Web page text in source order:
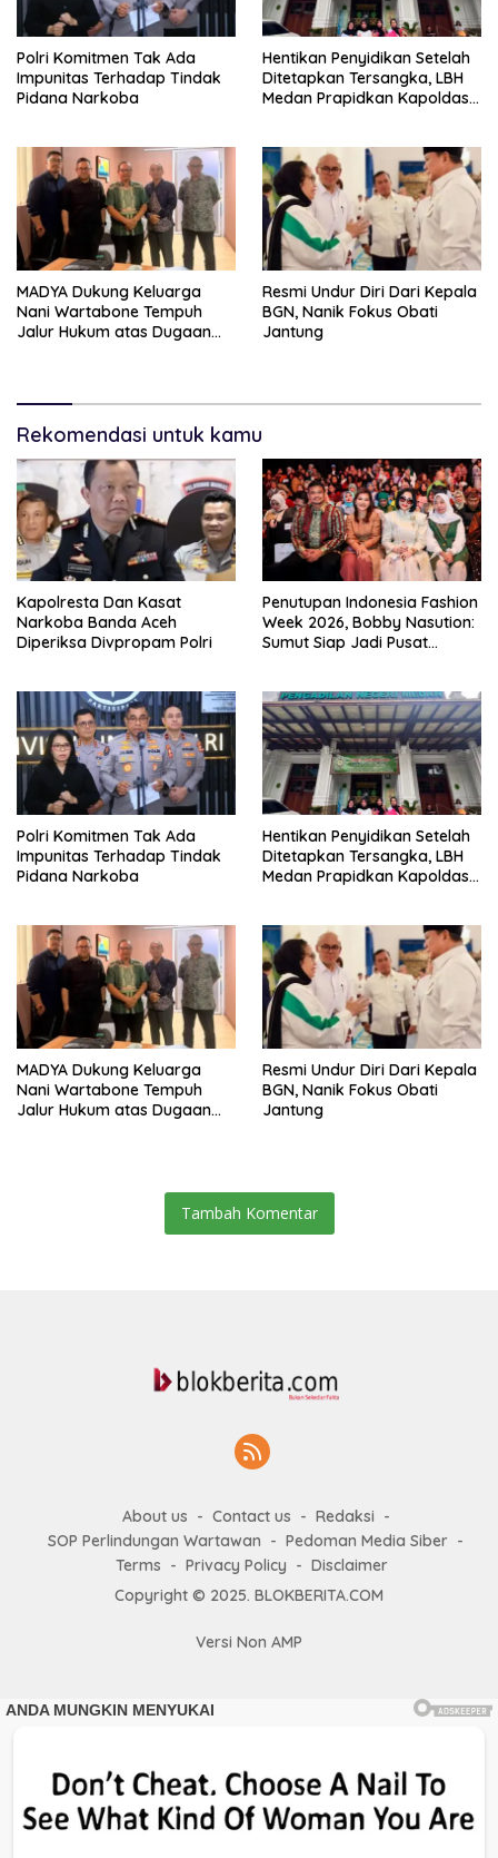
Polri Komitmen Tak Ada
Impunitas Terhadap Tindak
Pidana Narkoba
Hentikan Penyidikan Setelah
Ditetapkan Tersangka, LBH
Medan Prapidkan Kapoldasu
MADYA Dukung Keluarga
Nani Wartabone Tempuh
Jalur Hukum atas Dugaan
Resmi Undur Diri Dari Kepala
BGN, Nanik Fokus Obati
Jantung
Rekomendasi untuk kamu
Kapolresta Dan Kasat
Narkoba Banda Aceh
Diperiksa Divpropam Polri
Penutupan Indonesia Fashion
Week 2026, Bobby Nasution:
Sumut Siap Jadi Pusat
Polri Komitmen Tak Ada
Impunitas Terhadap Tindak
Pidana Narkoba
Hentikan Penyidikan Setelah
Ditetapkan Tersangka, LBH
Medan Prapidkan Kapoldasu
MADYA Dukung Keluarga
Nani Wartabone Tempuh
Jalur Hukum atas Dugaan
Resmi Undur Diri Dari Kepala
BGN, Nanik Fokus Obati
Jantung
Tambah Komentar
About us Contact us
Redaksi
SOP Perlindungan Wartawan
Pedoman Media Siber
Terms
Privacy Policy
Disclaimer
Copyright © 2025. BLOKBERITA.COM
Versi Non AMP